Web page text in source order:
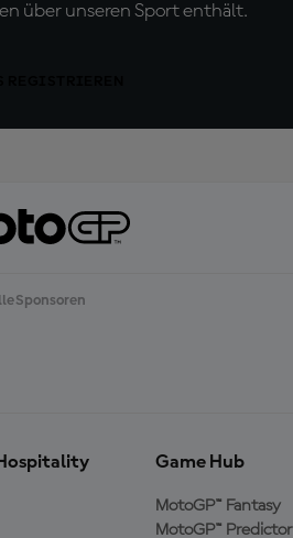
über unseren Sport enthält.
Sponsoren
Game Hub
MotoGP™ Fantasy
MotoGP™ Predictor